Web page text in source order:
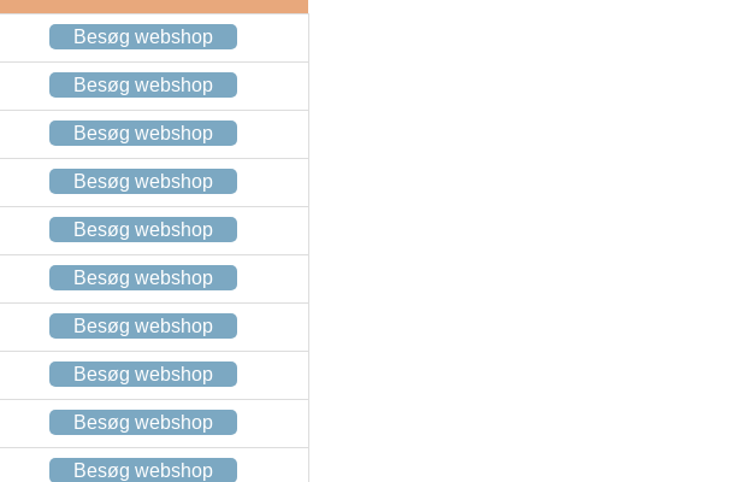
Besøg webshop
Besøg webshop
Besøg webshop
Besøg webshop
Besøg webshop
Besøg webshop
Besøg webshop
Besøg webshop
Besøg webshop
Besøg webshop